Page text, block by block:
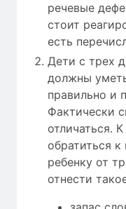
речевые
стоит
есть
Дети с трех
должны
правильно и
Фактически
отличаться.
обратиться к
ребенку от
отнести